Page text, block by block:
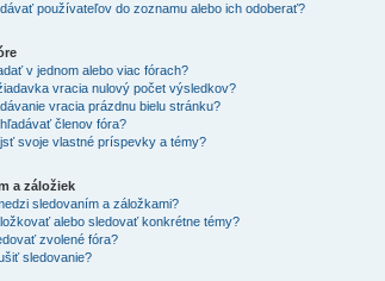
používateľov do zoznamu alebo ich odoberať?
v jednom alebo viac fórach?
vracia nulový počet výsledkov?
vracia prázdnu bielu stránku?
členov fóra?
svoje vlastné príspevky a témy?
a záložiek
sledovaním a záložkami?
alebo sledovať konkrétne témy?
zvolené fóra?
sledovanie?